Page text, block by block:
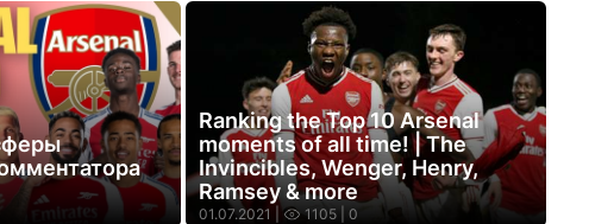
Ranking the Top 10 Arsenal
moments of all time! | The
Invincibles, Wenger, Henry,
Ramsey & more
01.07.2021 | 1105 | 0